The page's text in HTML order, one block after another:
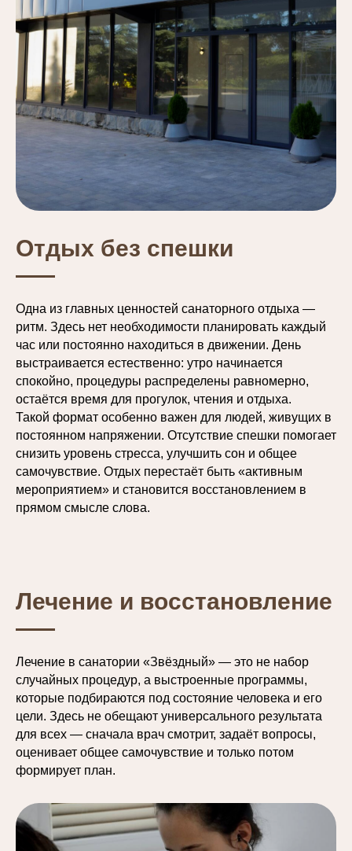
Отдых без спешки
Одна из главных ценностей санаторного отдыха —
ритм. Здесь нет необходимости планировать каждый
час или постоянно находиться в движении. День
выстраивается естественно: утро начинается
спокойно, процедуры распределены равномерно,
остаётся время для прогулок, чтения и отдыха.
Такой формат особенно важен для людей, живущих в
постоянном напряжении. Отсутствие спешки помогает
снизить уровень стресса, улучшить сон и общее
самочувствие. Отдых перестаёт быть «активным
мероприятием» и становится восстановлением в
прямом смысле слова.
Лечение и восстановление
Лечение в санатории «Звёздный» — это не набор
случайных процедур, а выстроенные программы,
которые подбираются под состояние человека и его
цели. Здесь не обещают универсального результата
для всех — сначала врач смотрит, задаёт вопросы,
оценивает общее самочувствие и только потом
формирует план.